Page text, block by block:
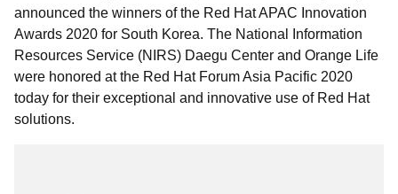
announced the winners of the Red Hat APAC Innovation
Awards 2020 for South Korea. The National Information
Resources Service (NIRS) Daegu Center and Orange Life
were honored at the Red Hat Forum Asia Pacific 2020
today for their exceptional and innovative use of Red Hat
solutions.